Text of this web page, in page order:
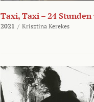
Taxi, Taxi – 24
2021 / Krisztina Kerekes